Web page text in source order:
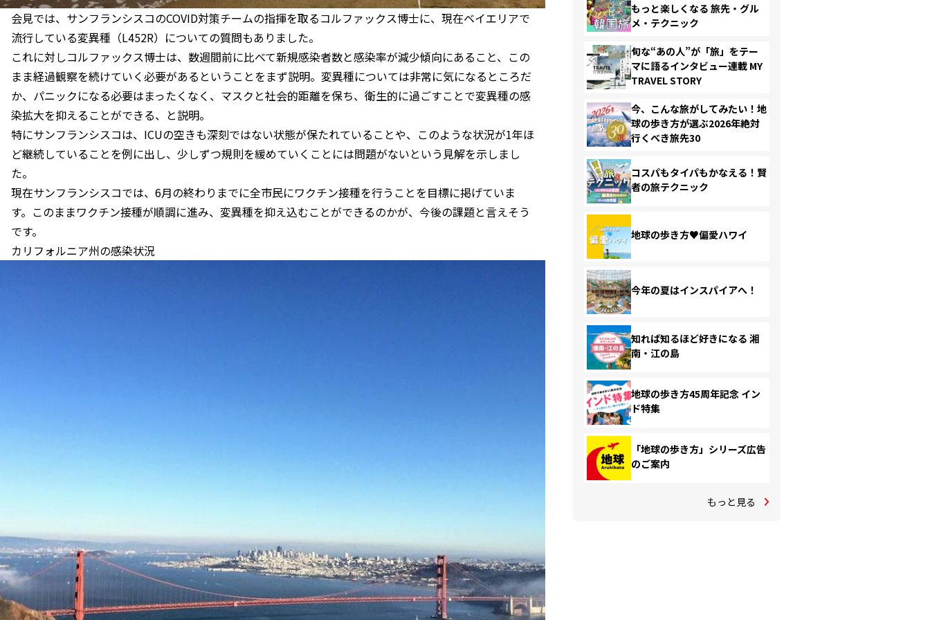
会見では、サンフランシスコのCOVID対策チームの指揮を取るコルファックス博士に、現在ベイエリアで
流行している変異種（L452R）についての質問もありました。
これに対しコルファックス博士は、数週間前に比べて新規感染者数と感染率が減少傾向にあること、この
まま経過観察を続けていく必要があるということをまず説明。変異種については非常に気になるところだ
か、パニックになる必要はまったくなく、マスクと社会的距離を保ち、衛生的に過ごすことで変異種の感
染拡大を抑えることができる、と説明。
特にサンフランシスコは、ICUの空きも深刻ではない状態が保たれていることや、このような状況が1年ほ
ど継続していることを例に出し、少しずつ規則を緩めていくことには問題がないという見解を示しまし
た。
現在サンフランシスコでは、6月の終わりまでに全市民にワクチン接種を行うことを目標に掲げていま
す。このままワクチン接種が順調に進み、変異種を抑え込むことができるのかが、今後の課題と言えそう
です。
カリフォルニア州の感染状況
もっと楽しくなる 旅先・グル
メ・テクニック
旬な“あの人”が「旅」をテー
マに語るインタビュー連載 MY
TRAVEL STORY
今、こんな旅がしてみたい！地
球の歩き方が選ぶ2026年絶対
行くべき旅先30
コスパもタイパもかなえる！賢
者の旅テクニック
地球の歩き方♥偏愛ハワイ
今年の夏はインスパイアへ！
知れば知るほど好きになる 湘
南・江の島
地球の歩き方45周年記念 イン
ド特集
「地球の歩き方」シリーズ広告
のご案内
もっと見る